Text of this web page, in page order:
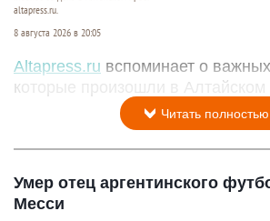
altapress.ru.
8 августа 2026 в 20:05
Altapress.ru вспоминает о
которые произошли в Алтайском
Читать полностью
Умер отец аргентинского
Месси